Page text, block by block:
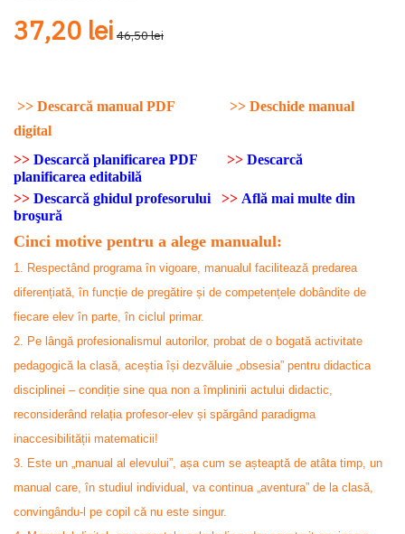
37,20 lei 46,50 lei
>> Descarcă manual PDF >> Deschide manual
digital
>> Descarcă planificarea PDF >> Descarcă
planificarea editabilă
>> Descarcă ghidul profesorului >> Află mai multe din
broşură
Cinci motive pentru a alege manualul:
1. Respectând programa în vigoare, manualul facilitează predarea
diferențiată, în funcție de pregătire și de competențele dobândite de
fiecare elev în parte, în ciclul primar.
2. Pe lângă profesionalismul autorilor, probat de o bogată activitate
pedagogică la clasă, aceștia își dezvăluie „obsesia” pentru didactica
disciplinei – condiție sine qua non a împlinirii actului didactic,
reconsiderând relația profesor-elev și spărgând paradigma
inaccesibilității matematicii!
3. Este un „manual al elevului”, așa cum se așteaptă de atâta timp, un
manual care, în studiul individual, va continua „aventura” de la clasă,
convingându-l pe copil că nu este singur.